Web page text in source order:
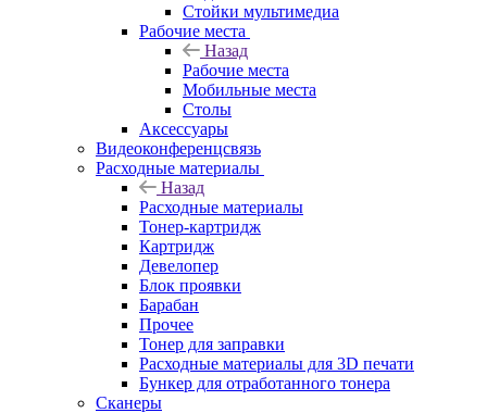
Стойки мультимедиа
Рабочие места
Назад
Рабочие места
Мобильные места
Столы
Аксессуары
Видеоконференцсвязь
Расходные материалы
Назад
Расходные материалы
Тонер-картридж
Картридж
Девелопер
Блок проявки
Барабан
Прочее
Тонер для заправки
Расходные материалы для 3D печати
Бункер для отработанного тонера
Сканеры